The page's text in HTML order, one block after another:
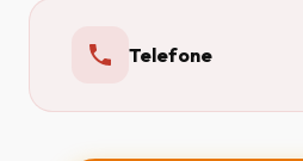
Telefone